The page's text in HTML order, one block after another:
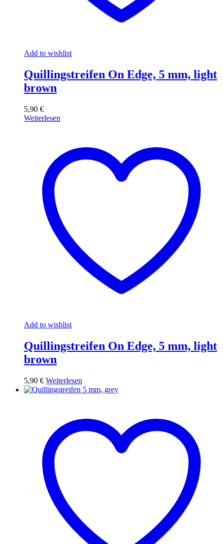
Add to wishlist
Quillingstreifen On Edge, 5 mm, light
brown
5,90 €
Weiterlesen
Add to wishlist
Quillingstreifen On Edge, 5 mm, light
brown
5,90 € Weiterlesen